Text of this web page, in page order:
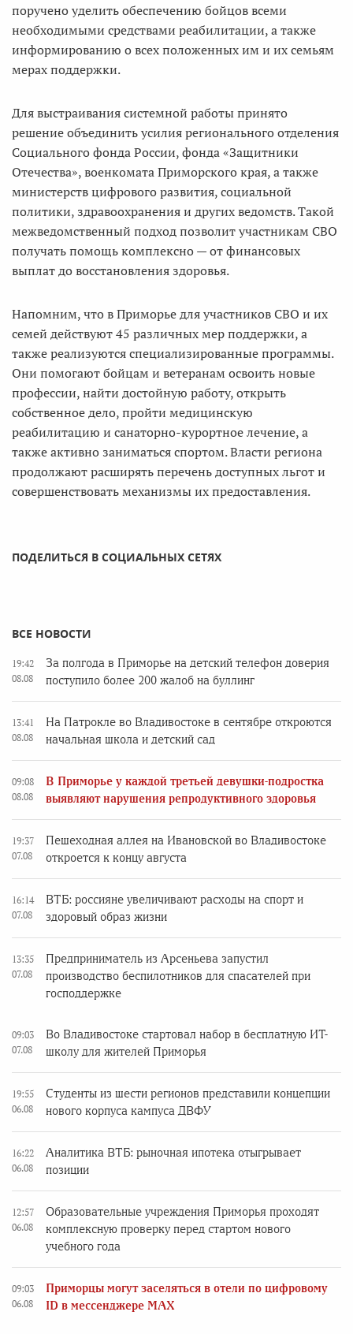
поручено уделить обеспечению бойцов всеми
необходимыми средствами реабилитации, а также
информированию о всех положенных им и их семьям
мерах поддержки.
Для выстраивания системной работы принято
решение объединить усилия регионального отделения
Социального фонда России, фонда «Защитники
Отечества», военкомата Приморского края, а также
министерств цифрового развития, социальной
политики, здравоохранения и других ведомств. Такой
межведомственный подход позволит участникам СВО
получать помощь комплексно — от финансовых
выплат до восстановления здоровья.
Напомним, что в Приморье для участников СВО и их
семей действуют 45 различных мер поддержки, а
также реализуются специализированные программы.
Они помогают бойцам и ветеранам освоить новые
профессии, найти достойную работу, открыть
собственное дело, пройти медицинскую
реабилитацию и санаторно-курортное лечение, а
также активно заниматься спортом. Власти региона
продолжают расширять перечень доступных льгот и
совершенствовать механизмы их предоставления.
ПОДЕЛИТЬСЯ В СОЦИАЛЬНЫХ СЕТЯХ
ВСЕ НОВОСТИ
19:42
08.08
За полгода в Приморье на детский телефон доверия
поступило более 200 жалоб на буллинг
13:41
08.08
На Патрокле во Владивостоке в сентябре откроются
начальная школа и детский сад
09:08
08.08
В Приморье у каждой третьей девушки-подростка
выявляют нарушения репродуктивного здоровья
19:37
07.08
Пешеходная аллея на Ивановской во Владивостоке
откроется к концу августа
16:14
07.08
ВТБ: россияне увеличивают расходы на спорт и
здоровый образ жизни
13:35
07.08
Предприниматель из Арсеньева запустил
производство беспилотников для спасателей при
господдержке
09:03
07.08
Во Владивостоке стартовал набор в бесплатную ИТ-
школу для жителей Приморья
19:55
06.08
Студенты из шести регионов представили концепции
нового корпуса кампуса ДВФУ
16:22
06.08
Аналитика ВТБ: рыночная ипотека отыгрывает
позиции
12:57
06.08
Образовательные учреждения Приморья проходят
комплексную проверку перед стартом нового
учебного года
09:03
06.08
Приморцы могут заселяться в отели по цифровому
ID в мессенджере MAX